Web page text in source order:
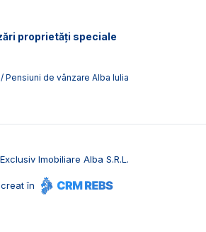
proprietăți speciale
Pensiuni de vânzare Alba Iulia
Exclusiv Imobiliare Alba S.R.L.
în